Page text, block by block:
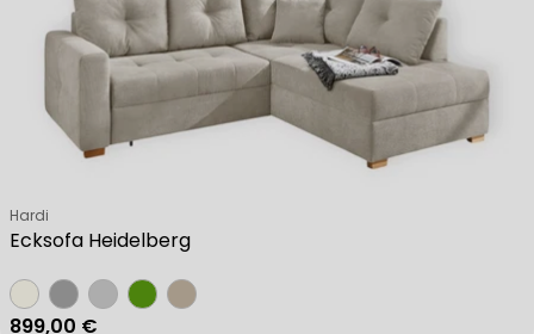
Ecksofa Heidelberg
Verkäufer:
Hardi
Regulärer Preis
899,00 €